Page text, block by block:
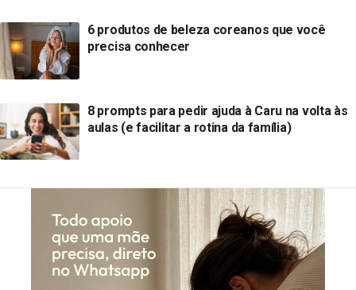
6 produtos de beleza coreanos que você
precisa conhecer
8 prompts para pedir ajuda à Caru na volta às
aulas (e facilitar a rotina da família)